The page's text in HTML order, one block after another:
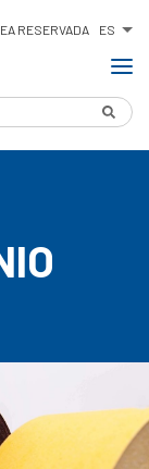
RESERVADA ES